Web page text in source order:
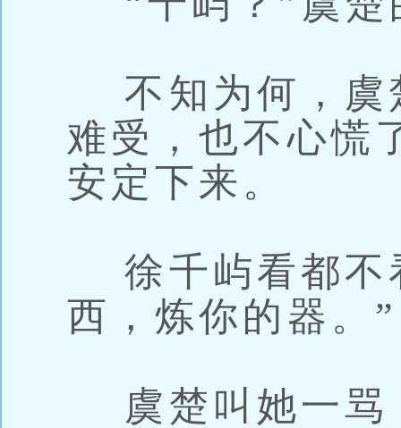
不知为何，虞
难受，也不心慌
安定下来。
徐千屿看都不
西，炼你的器。”
虞楚叫她一骂